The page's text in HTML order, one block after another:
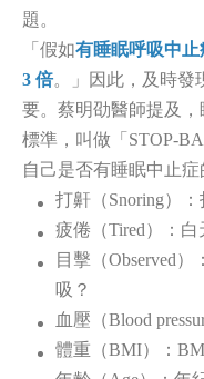
題。
「假如有睡眠呼吸中
3 倍。」因此，及時發
要。蔡明劭醫師提及
標準，叫做「STOP-
自己是否有睡眠中止症
打鼾（Snoring）
疲倦（Tired）：
目擊（Observed
吸？
血壓（Blood
體重（BMI）：